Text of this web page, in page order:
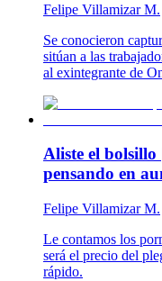
Felipe Villamizar M.
Se conocieron
sitúan a las
al exintegrante de
Aliste el bolsillo
pensando en
Felipe Villamizar M.
Le contamos los
será el precio del
rápido.